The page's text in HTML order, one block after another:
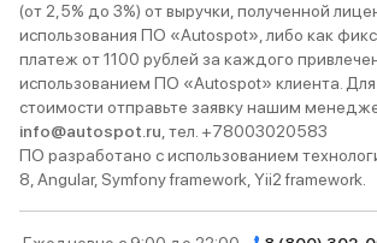
(от 2,5% до 3%) от выручки, полученной
использования ПО «Autospot», либо как
платеж от 1100 рублей за каждого
использованием ПО «Autospot» клиента. Для
стоимости отправьте заявку нашим
info@autospot.ru , тел. +78003020583
ПО разработано с использованием
8, Angular, Symfony framework, Yii2 framework.